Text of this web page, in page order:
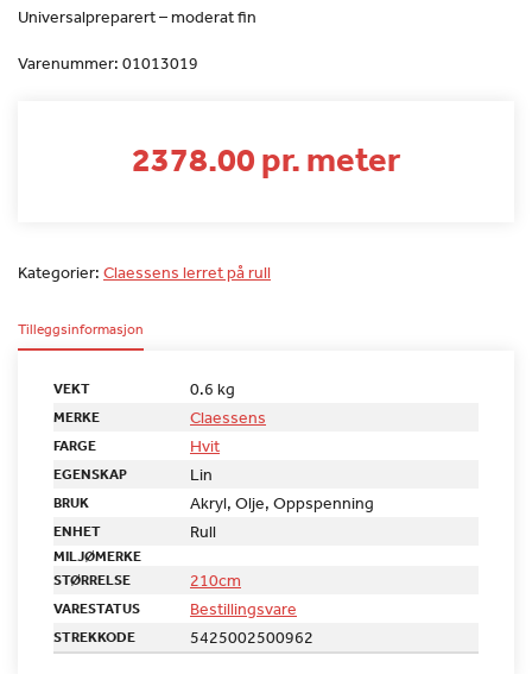
Universalpreparert – moderat fin
Varenummer: 01013019
2378.00 pr. meter
Kategorier: Claessens lerret på rull
Tilleggsinformasjon
VEKT 0.6 kg
MERKE Claessens
FARGE Hvit
EGENSKAP Lin
BRUK Akryl, Olje, Oppspenning
ENHET Rull
MILJØMERKE
STØRRELSE
210cm
VARESTATUS Bestillingsvare
STREKKODE 5425002500962